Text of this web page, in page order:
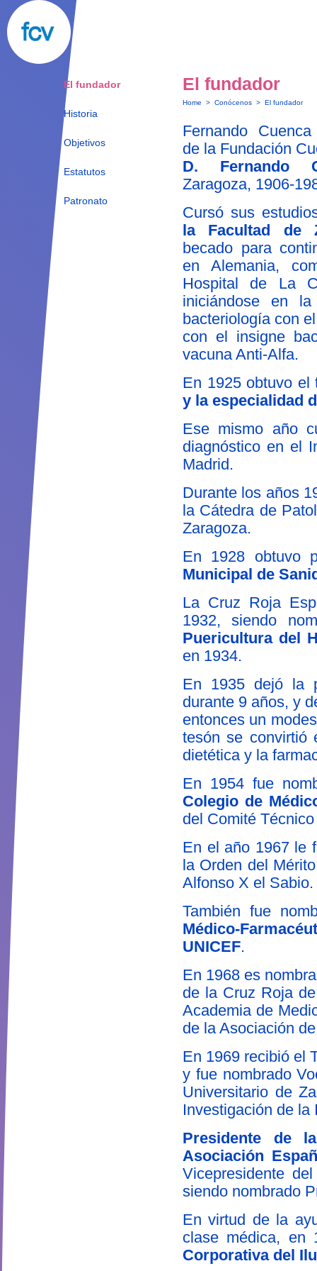
El fundador
Historia
Objetivos
Estatutos
Patronato
El fundador
Home > Conócenos > El fundador
Fernando
de la Fundación
D. Fernando
Zaragoza, 1906-
Cursó sus
la Facultad de
becado para
en Alemania,
Hospital de La
iniciándose en
bacteriología con
con el insigne
vacuna Anti-Alfa.
En 1925 obtuvo
y la especialidad
Ese mismo año
diagnóstico en el
Madrid.
Durante los años
la Cátedra de
Zaragoza.
En 1928 obtuvo
Municipal de
La Cruz Roja
1932, siendo
Puericultura del
en 1934.
En 1935 dejó la
durante 9 años, y
entonces un
tesón se convirtió
dietética y la
En 1954 fue
Colegio de
del Comité
En el año 1967 le
la Orden del
Alfonso X el Sabio.
También fue
Médico-
UNICEF.
En 1968 es
de la Cruz Roja
Academia de
de la Asociación
En 1969 recibió el
y fue nombrado
Universitario de
Investigación de la
Presidente de
Asociación
Vicepresidente
siendo nombrado
En virtud de la
clase médica,
Corporativa del